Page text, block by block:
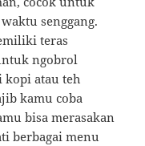
senggang.
teras
ngobrol
kopi atau teh
kamu coba
bisa merasakan
berbagai menu